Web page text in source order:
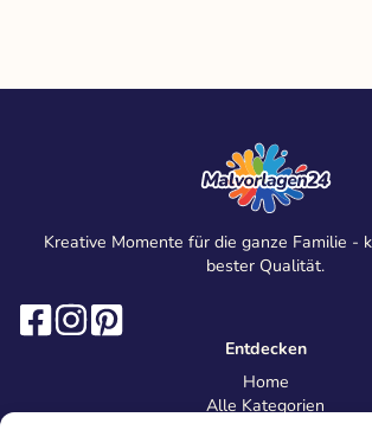
Kreative Momente für die ganze Familie -
bester Qualität.
Entdecken
Home
Alle Kategorien